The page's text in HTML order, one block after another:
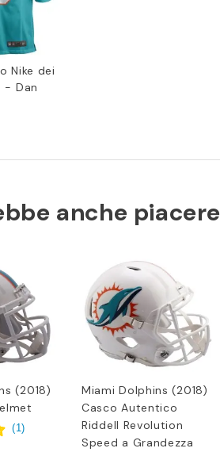
Nike dei
- Dan
anche piacere
(2018)
(1)
Miami Dolphins (2018)
Casco Autentico
Riddell Revolution
Speed a Grandezza